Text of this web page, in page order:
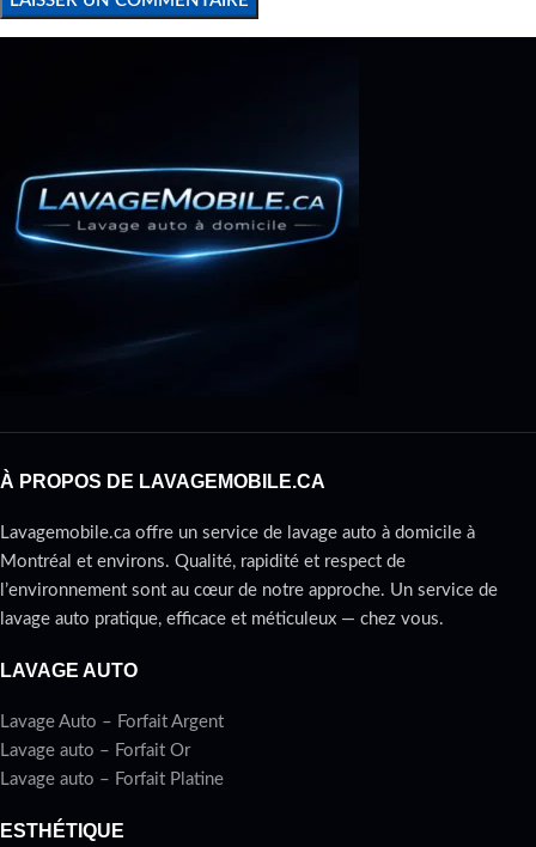
À PROPOS DE LAVAGEMOBILE.CA
Lavagemobile.ca offre un service de lavage auto à domicile à
Montréal et environs. Qualité, rapidité et respect de
l’environnement sont au cœur de notre approche. Un service de
lavage auto pratique, efficace et méticuleux — chez vous.
LAVAGE AUTO
Lavage Auto – Forfait Argent
Lavage auto – Forfait Or
Lavage auto – Forfait Platine
ESTHÉTIQUE